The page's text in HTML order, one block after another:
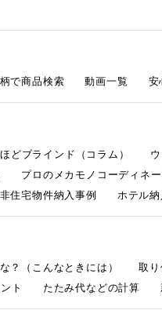
で商品検索 動画一覧 安
どブラインド（コラム）
プロのメカモノコーディネー
非住宅物件納入事例 ホテル
？（こんなときには） 取
ト たたみ代などの計算